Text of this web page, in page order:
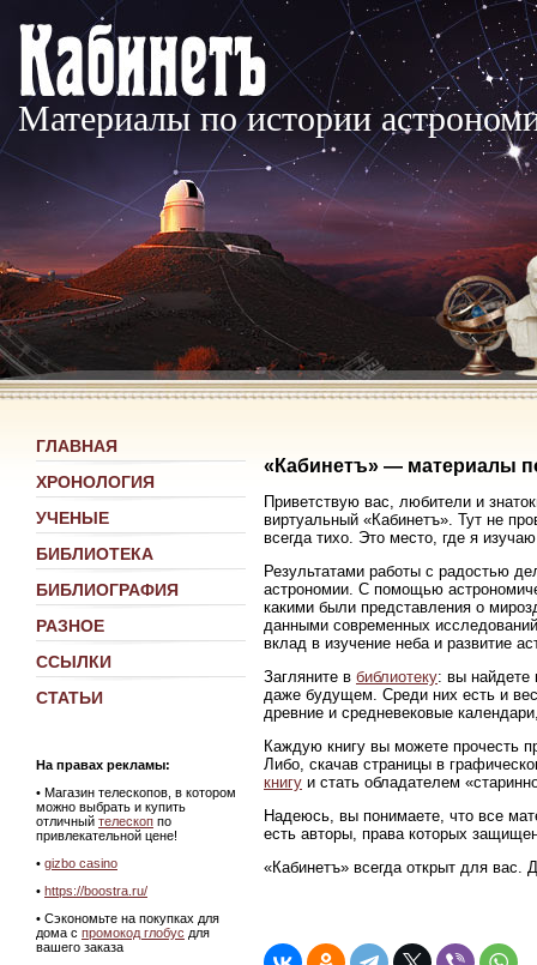
Материалы по истории
ГЛАВНАЯ
ХРОНОЛОГИЯ
УЧЕНЫЕ
БИБЛИОТЕКА
БИБЛИОГРАФИЯ
РАЗНОЕ
ССЫЛКИ
СТАТЬИ
На правах рекламы:
• Магазин телескопов, в котором
можно выбрать и купить
отличный телескоп по
привлекательной цене!
• gizbo casino
• https://boostra.ru/
• Сэкономьте на покупках для
дома с промокод глобус для
вашего заказа
«Кабинетъ» — материалы
Приветствую вас, любители и
виртуальный «Кабинетъ». Тут не
всегда тихо. Это место, где я
Результатами работы с радостью
астрономии. С помощью
какими были представления о
данными современных
вклад в изучение неба и развитие
Загляните в библиотеку: вы найдете
даже будущем. Среди них есть и
древние и средневековые
Каждую книгу вы можете прочесть
Либо, скачав страницы в
книгу и стать обладателем
Надеюсь, вы понимаете, что все
есть авторы, права которых
«Кабинетъ» всегда открыт для вас.